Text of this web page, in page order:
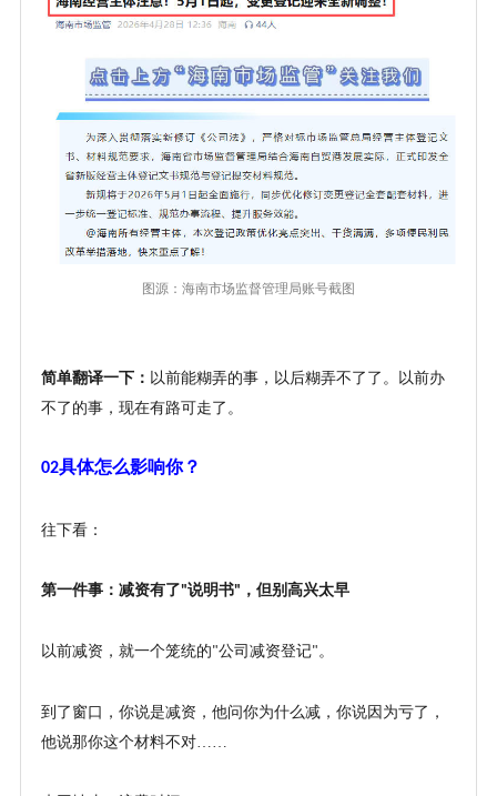
图源：海南市场监督管理局账号截图
简单翻译一下： 以前能糊弄的事，以后糊弄不了了。以前办
不了的事，现在有路可走了。
02具体怎么影响你？
往下看：
第一件事：减资有了"说明书" ，但别高兴太早
以前减资，就一个笼统的"公司减资登记" 。
到了窗口，你说是减资，他问你为什么减，你说因为亏了，
他说那你这个材料不对……